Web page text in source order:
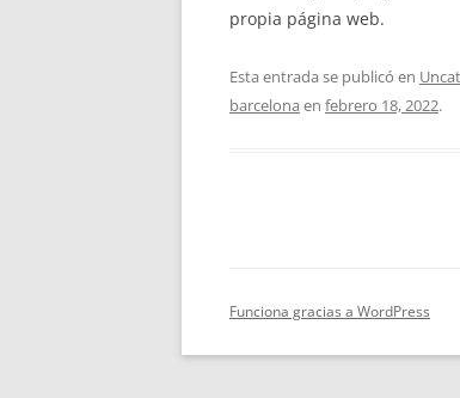
propia página web.
Esta entrada se publicó en
barcelona en febrero 18, 2022.
Funciona gracias a WordPress